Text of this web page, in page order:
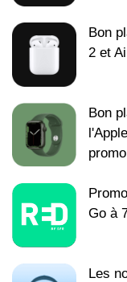
Bon
2 et
Bon
promo
Go à
Les